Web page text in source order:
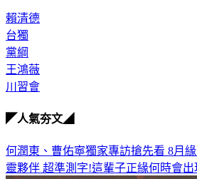
賴清德
台獨
黨綱
王鴻薇
川習會
◤人氣夯文◢
何潤東、曹佑寧獨家專訪搶先看 8月
靈夥伴 超準測字!這輩子正緣何時會出